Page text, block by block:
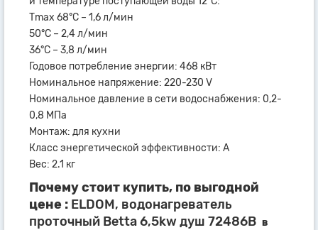
Тmax 68°С – 1,6 л/мин
50°С – 2,4 л/мин
36°С – 3,8 л/мин
Годовое потребление энергии: 468 кВт
Номинальное напряжение: 220-230 V
Номинальное давление в сети водоснабжения: 0,2-
0,8 МПа
Монтаж: для кухни
Класс энергетической эффективности: A
Вес: 2.1 кг
Почему стоит купить, по выгодной
цене : ELDOM, водонагреватель
проточный Betta 6,5kw душ 72486B в